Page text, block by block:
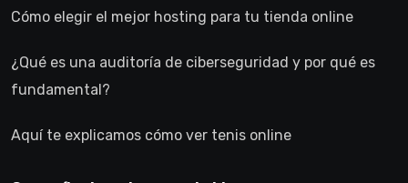
Cómo elegir el mejor hosting para tu tienda online
¿Qué es una auditoría de ciberseguridad y por qué es
fundamental?
Aquí te explicamos cómo ver tenis online